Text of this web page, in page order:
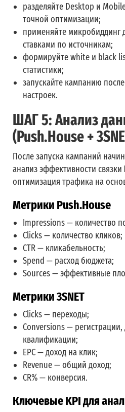
разделяйте Desktop и
точной оптимизации;
применяйте микробиддинг
ставками по источникам;
формируйте white и black
статистики;
запускайте кампанию
настроек.
ШАГ 5: Анализ
(Push.House +
После запуска кампаний
анализ эффективности связки
оптимизация трафика на
Метрики Push.House
Impressions — количество
Clicks — количество кликов;
CTR — кликабельность;
Spend — расход бюджета;
Sources — эффективные
Метрики 3SNET
Clicks — переходы;
Conversions — регистрации,
квалификации;
EPC — доход на клик;
Revenue — общий доход;
CR% — конверсия.
Ключевые KPI для